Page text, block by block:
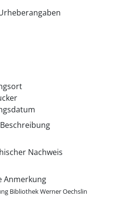
Nachweis
Anmerkung
Bibliothek Werner Oechslin